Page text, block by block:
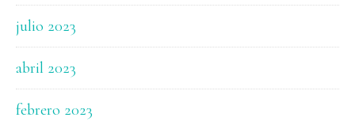
julio 2023
abril 2023
febrero 2023